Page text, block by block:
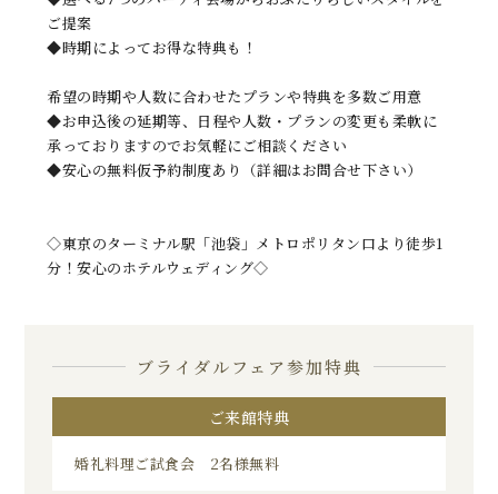
ご提案
◆時期によってお得な特典も！
希望の時期や人数に合わせたプランや特典を多数ご用意
◆お申込後の延期等、日程や人数・プランの変更も柔軟に
承っておりますのでお気軽にご相談ください
◆安心の無料仮予約制度あり（詳細はお問合せ下さい）
◇東京のターミナル駅「池袋」メトロポリタン口より徒歩1
分！安心のホテルウェディング◇
ブライダルフェア参加特典
ご来館特典
婚礼料理ご試食会 2名様無料